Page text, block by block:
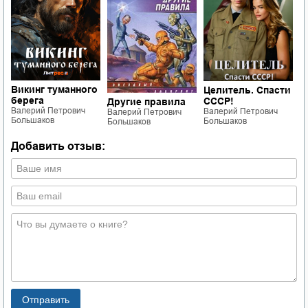
Викинг туманного
берега
Валерий Петрович
Большаков
Другие правила
Валерий Петрович
Большаков
Целитель. Спасти
СССР!
Валерий Петрович
Большаков
Добавить отзыв: